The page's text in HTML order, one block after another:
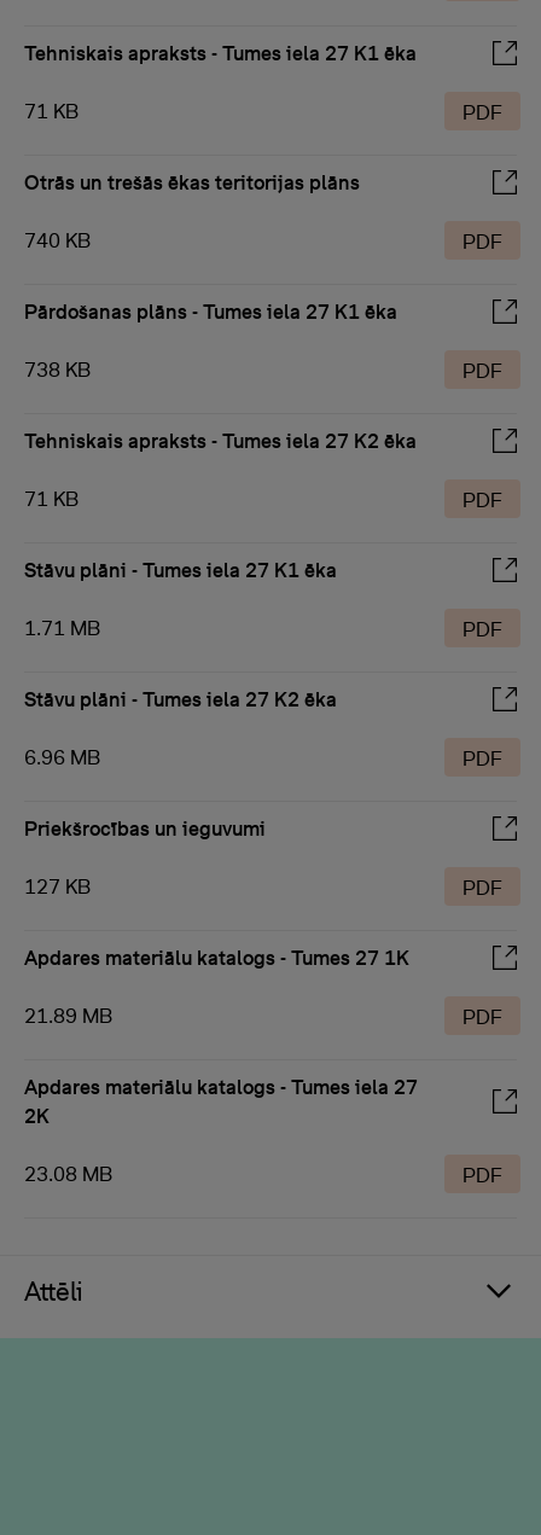
Tehniskais apraksts - Tumes iela 27 K1 ēka
71 KB PDF
Otrās un trešās ēkas teritorijas plāns
740 KB PDF
Pārdošanas plāns - Tumes iela 27 K1 ēka
738 KB PDF
Tehniskais apraksts - Tumes iela 27 K2 ēka
71 KB PDF
Stāvu plāni - Tumes iela 27 K1 ēka
1.71 MB PDF
Stāvu plāni - Tumes iela 27 K2 ēka
6.96 MB PDF
Priekšrocības un ieguvumi
127 KB PDF
Apdares materiālu katalogs - Tumes 27 1K
21.89 MB PDF
Apdares materiālu katalogs - Tumes iela 27
2K
23.08 MB PDF
Attēli